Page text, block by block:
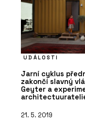
UDÁLOSTI
Jarní cyklus
zakončí slavný
Geyter a
21. 5. 2019